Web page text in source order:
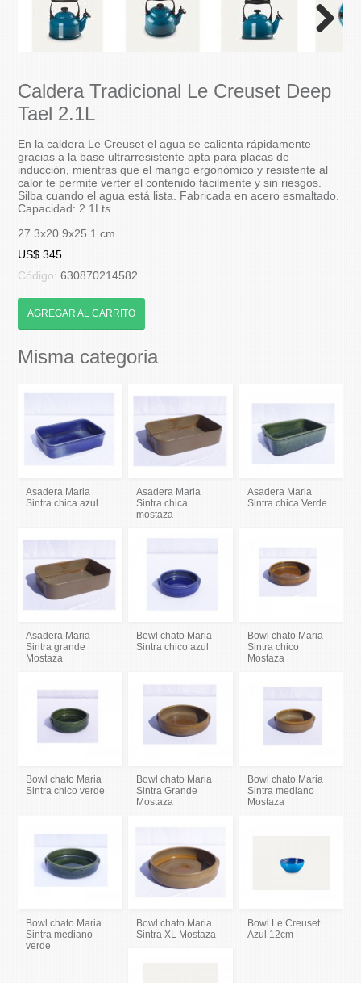
Caldera Tradicional Le Creuset Deep
Tael 2.1L
En la caldera Le Creuset el agua se calienta rápidamente
gracias a la base ultrarresistente apta para placas de
inducción, mientras que el mango ergonómico y resistente al
calor te permite verter el contenido fácilmente y sin riesgos.
Silba cuando el agua está lista. Fabricada en acero esmaltado.
Capacidad: 2.1Lts
27.3x20.9x25.1 cm
US$ 345
Código:630870214582
AGREGAR AL CARRITO
Misma categoria
Asadera Maria
Sintra chica azul
Asadera Maria
Sintra chica
mostaza
Asadera Maria
Sintra chica Verde
Asadera Maria
Sintra grande
Mostaza
Bowl chato Maria
Sintra chico azul
Bowl chato Maria
Sintra chico
Mostaza
Bowl chato Maria
Sintra chico verde
Bowl chato Maria
Sintra Grande
Mostaza
Bowl chato Maria
Sintra mediano
Mostaza
Bowl chato Maria
Sintra mediano
verde
Bowl chato Maria
Sintra XL Mostaza
Bowl Le Creuset
Azul 12cm